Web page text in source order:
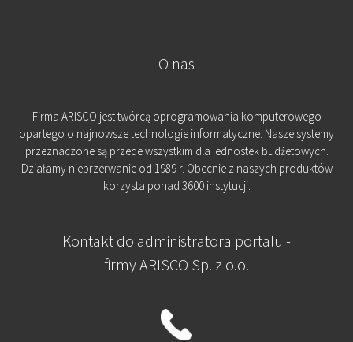
O nas
Firma ARISCO jest twórcą oprogramowania komputerowego
opartego o najnowsze technologie informatyczne. Nasze systemy
przeznaczone są przede wszystkim dla jednostek budżetowych.
Działamy nieprzerwanie od 1989 r. Obecnie z naszych produktów
korzysta ponad 3600 instytucji.
Kontakt do administratora portalu -
firmy ARISCO Sp. z o.o.